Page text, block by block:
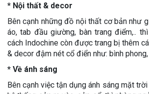
* Nội thất & decor
Bên cạnh những đồ nội thất cơ bản như
áo, tab đầu giường, bàn trang điểm,..
cách Indochine còn được trang bị thêm
& decor đậm nét cổ điển như: bình phong,
* Về ánh sáng
Bên cạnh việc tận dụng ánh sáng mặt